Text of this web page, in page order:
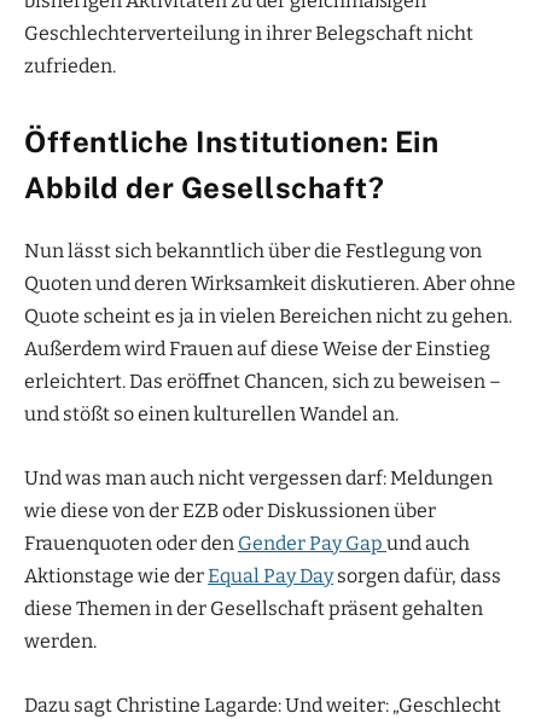
Geschlechterverteilung in ihrer Belegschaft nicht
zufrieden.
Öffentliche Institutionen: Ein
Abbild der Gesellschaft?
Nun lässt sich bekanntlich über die Festlegung von
Quoten und deren Wirksamkeit diskutieren. Aber ohne
Quote scheint es ja in vielen Bereichen nicht zu gehen.
Außerdem wird Frauen auf diese Weise der Einstieg
erleichtert. Das eröffnet Chancen, sich zu beweisen –
und stößt so einen kulturellen Wandel an.
Und was man auch nicht vergessen darf: Meldungen
wie diese von der EZB oder Diskussionen über
Frauenquoten oder den Gender Pay Gap und auch
Aktionstage wie derEqual Pay Daysorgen dafür, dass
diese Themen in der Gesellschaft präsent gehalten
werden.
Dazu sagt Christine Lagarde: Und weiter: „Geschlecht